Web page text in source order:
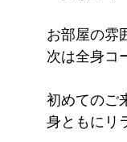
お部屋の雰
次は全身コ
初めてのご
身ともにリ